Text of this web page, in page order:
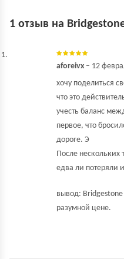
1 отзыв на
aforeivx – 12
хочу поделиться
что это
учесть баланс
первое, что
дороге. Э
После нескольких
едва ли потеряли
вывод:
разумной цене.